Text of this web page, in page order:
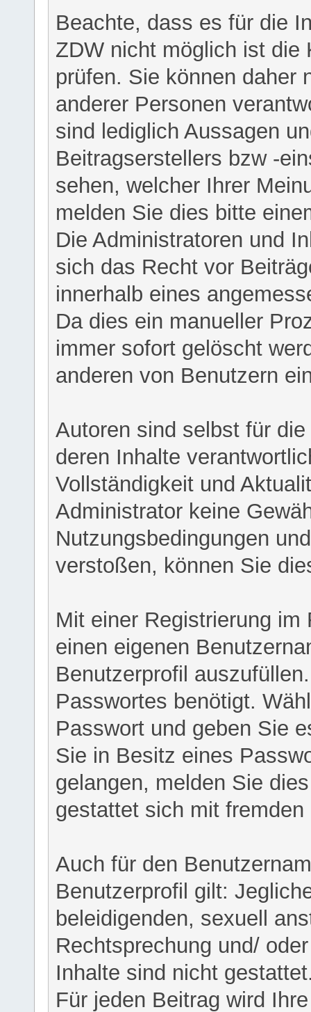
Beachte, dass es für die
ZDW nicht möglich ist die
prüfen. Sie können daher
anderer Personen
sind lediglich Aussagen
Beitragserstellers bzw -
sehen, welcher Ihrer
melden Sie dies bitte
Die Administratoren und
sich das Recht vor
innerhalb eines
Da dies ein manueller
immer sofort gelöscht
anderen von Benutzern
Autoren sind selbst für
deren Inhalte
Vollständigkeit und
Administrator keine
Nutzungsbedingungen
verstoßen, können Sie
Mit einer Registrierung
einen eigenen
Benutzerprofil
Passwortes benötigt.
Passwort und geben Sie
Sie in Besitz eines
gelangen, melden Sie
gestattet sich mit
Auch für den
Benutzerprofil gilt:
beleidigenden, sexuell
Rechtsprechung und/
Inhalte sind nicht
Für jeden Beitrag wird